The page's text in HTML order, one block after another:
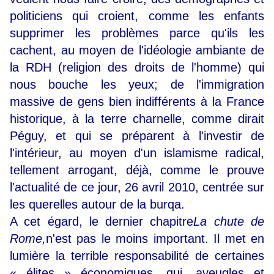
politiciens qui croient, comme les enfants
supprimer les problèmes parce qu'ils les
cachent, au moyen de l'idéologie ambiante de
la RDH (religion des droits de l'homme) qui
nous bouche les yeux; de l'immigration
massive de gens bien indifférents à la France
historique, à la terre charnelle, comme dirait
Péguy, et qui se préparent à l'investir de
l'intérieur, au moyen d'un islamisme radical,
tellement arrogant, déjà, comme le prouve
l'actualité de ce jour, 26 avril 2010, centrée sur
les querelles autour de la burqa.
A cet égard, le dernier chapitreLa chute de
Rome,n'est pas le moins important. Il met en
lumière la terrible responsabilité de certaines